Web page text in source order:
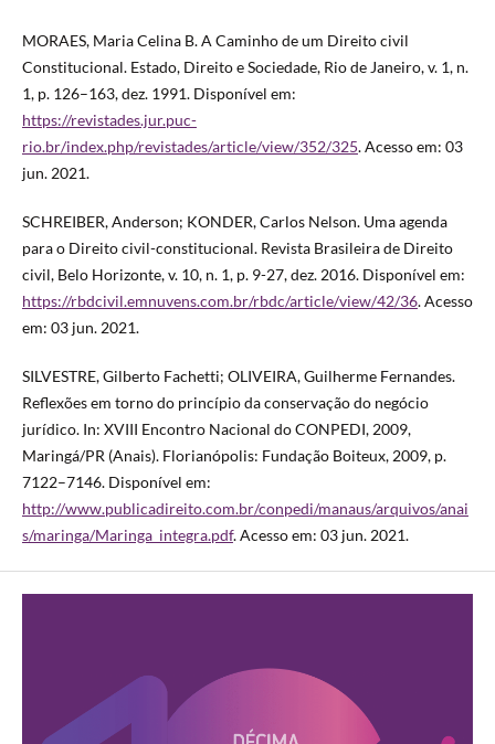
MORAES, Maria Celina B. A Caminho de um Direito civil
Constitucional. Estado, Direito e Sociedade, Rio de Janeiro, v. 1, n.
1, p. 126–163, dez. 1991. Disponível em:
https://revistades.jur.puc-
rio.br/index.php/revistades/article/view/352/325. Acesso em: 03
jun. 2021.
SCHREIBER, Anderson; KONDER, Carlos Nelson. Uma agenda
para o Direito civil-constitucional. Revista Brasileira de Direito
civil, Belo Horizonte, v. 10, n. 1, p. 9-27, dez. 2016. Disponível em:
https://rbdcivil.emnuvens.com.br/rbdc/article/view/42/36. Acesso
em: 03 jun. 2021.
SILVESTRE, Gilberto Fachetti; OLIVEIRA, Guilherme Fernandes.
Reflexões em torno do princípio da conservação do negócio
jurídico. In: XVIII Encontro Nacional do CONPEDI, 2009,
Maringá/PR (Anais). Florianópolis: Fundação Boiteux, 2009, p.
7122–7146. Disponível em:
http://www.publicadireito.com.br/conpedi/manaus/arquivos/anai
s/maringa/Maringa_integra.pdf. Acesso em: 03 jun. 2021.